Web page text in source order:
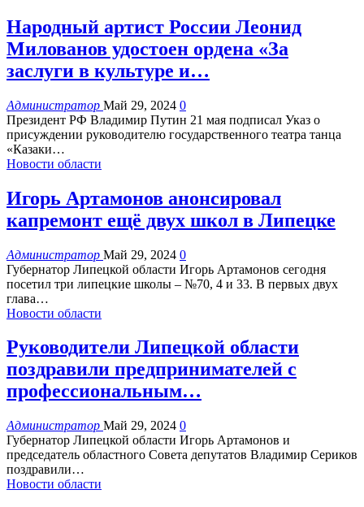
Народный артист России Леонид
Милованов удостоен ордена «За
заслуги в культуре и…
Администратор Май 29, 2024 0
Президент РФ Владимир Путин 21 мая подписал Указ о
присуждении руководителю государственного театра танца
«Казаки…
Новости области
Игорь Артамонов анонсировал
капремонт ещё двух школ в Липецке
Администратор Май 29, 2024 0
Губернатор Липецкой области Игорь Артамонов сегодня
посетил три липецкие школы – №70, 4 и 33. В первых двух
глава…
Новости области
Руководители Липецкой области
поздравили предпринимателей с
профессиональным…
Администратор Май 29, 2024 0
Губернатор Липецкой области Игорь Артамонов и
председатель областного Совета депутатов Владимир Сериков
поздравили…
Новости области